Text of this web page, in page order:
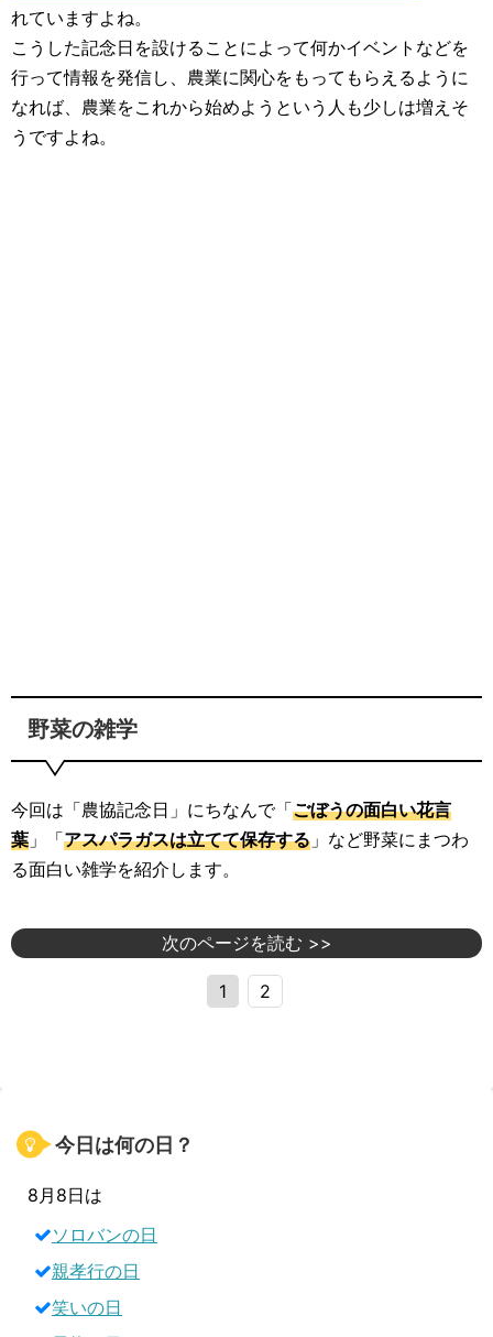
れていますよね。
こうした記念日を設けることによって何かイベントなどを
行って情報を発信し、農業に関心をもってもらえるように
なれば、農業をこれから始めようという人も少しは増えそ
うですよね。
野菜の雑学
今回は「農協記念日」にちなんで「ごぼうの面白い花言
葉 」「アスパラガスは立てて保存する 」など野菜にまつわ
る面白い雑学を紹介します。
次のページを読む >>
1 2
今日は何の日？
8月8日は
ソロバンの日
親孝行の日
笑いの日